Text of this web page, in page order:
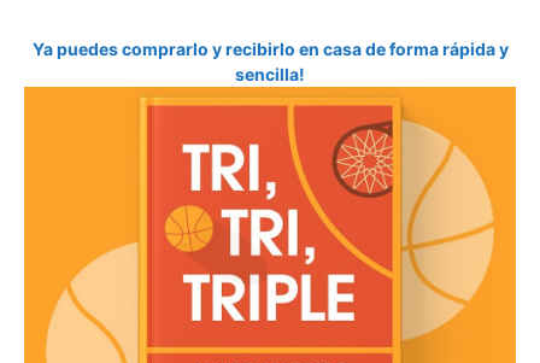
Ya puedes comprarlo y recibirlo en casa de forma rápida y
sencilla!